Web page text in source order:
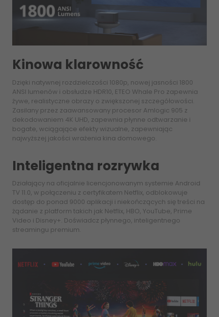
Kinowa klarowność
Dzięki natywnej rozdzielczości 1080p, nowej jasności 1800
ANSI lumenów i obsłudze HDR10, ETEO Whale Pro zapewnia
żywe, realistyczne obrazy o zwiększonej szczegółowości.
Zasilany przez zaawansowany procesor Amlogic 905 z
dekodowaniem 4K UHD, zapewnia płynne odtwarzanie i
bogate, wciągające efekty wizualne, zapewniając
najwyższej jakości wrażenia kina domowego.
Inteligentna rozrywka
Działający na oficjalnie licencjonowanym systemie Android
TV 11.0, w połączeniu z certyfikatem Netflix, odblokowuje
dostęp do ponad 9000 aplikacji i niekończących się treści na
żądanie z platform takich jak Netflix, HBO, YouTube, Prime
Video i Disney+. Doświadcz płynnego, inteligentnego
streamingu premium.